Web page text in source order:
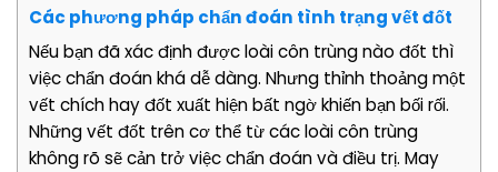
Các phương pháp chẩn đoán tình trạng vết đốt
Nếu bạn đã xác định được loài côn trùng nào đốt thì
việc chẩn đoán khá dễ dàng. Nhưng thỉnh thoảng một
vết chích hay đốt xuất hiện bất ngờ khiến bạn bối rối.
Những vết đốt trên cơ thể từ các loài côn trùng
không rõ sẽ cản trở việc chẩn đoán và điều trị. May